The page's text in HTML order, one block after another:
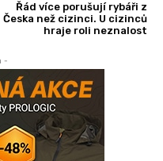
Řád více porušují rybáři z
Česka než cizinci. U cizinců
hraje roli neznalost
-